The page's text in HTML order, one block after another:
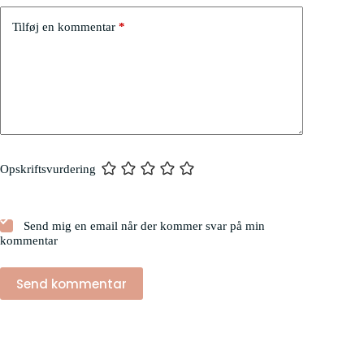
Tilføj en kommentar *
Opskriftsvurdering
Send mig en email når der kommer svar på min
kommentar
Send kommentar